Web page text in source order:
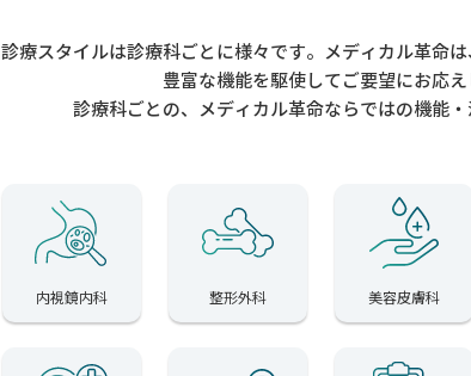
診療スタイルは診療科ごとに様々です。メディカル革命は
豊富な機能を駆使してご要望にお応え
診療科ごとの、メディカル革命ならではの機能・
内視鏡内科 整形外科 美容皮膚科